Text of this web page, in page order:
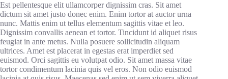
Est pellentesque elit ullamcorper dignissim cras. Sit amet
dictum sit amet justo donec enim. Enim tortor at auctor urna
nunc. Mattis enim ut tellus elementum sagittis vitae et leo.
Dignissim convallis aenean et tortor. Tincidunt id aliquet risus
feugiat in ante metus. Nulla posuere sollicitudin aliquam
ultrices. Amet est placerat in egestas erat imperdiet sed
euismod. Orci sagittis eu volutpat odio. Sit amet massa vitae
tortor condimentum lacinia quis vel eros. Non odio euismod